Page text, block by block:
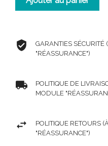
GARANTIES
"RÉASSURANCE")
POLITIQUE DE
MODULE
POLITIQUE RETOURS
"RÉASSURANCE")